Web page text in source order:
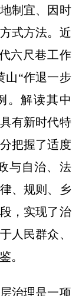
制宜、因时
式方法。近
六尺巷工作
山“作退一步
。解读其中
有新时代特
把握了适度
与自治、法
、规则、乡
，实现了治
人民群众、
。
治理是一项